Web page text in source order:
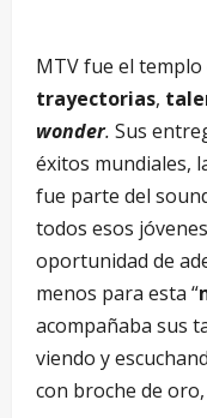
MTV fue el
trayectorias,
wonder. Sus
éxitos mundiales,
fue parte del
todos esos
oportunidad de
menos para esta “
acompañaba sus
viendo y
con broche de